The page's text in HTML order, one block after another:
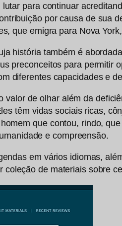
para continuar
por causa de sua
que emigra para Nova
história também é
preconceitos para permitir
diferentes capacidades e
de olhar além da
têm vidas sociais ricas,
que contou, rindo,
e compreensão.
em vários idiomas,
coleção de materiais sobre